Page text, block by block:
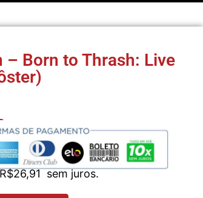
– Born to Thrash: Live
R$26,91 sem juros.